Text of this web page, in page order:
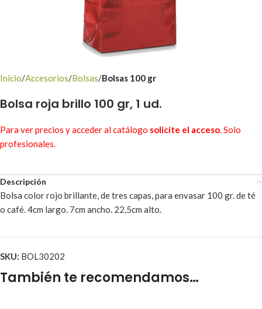
Inicio Accesorios Bolsas Bolsas 100 gr
Bolsa roja brillo 100 gr, 1 ud.
Para ver precios y acceder al catálogo solicite el acceso. Solo
profesionales.
Descripción
Bolsa color rojo brillante, de tres capas, para envasar 100 gr. de té
o café. 4cm largo. 7cm ancho. 22,5cm alto.
SKU: BOL30202
También te recomendamos…